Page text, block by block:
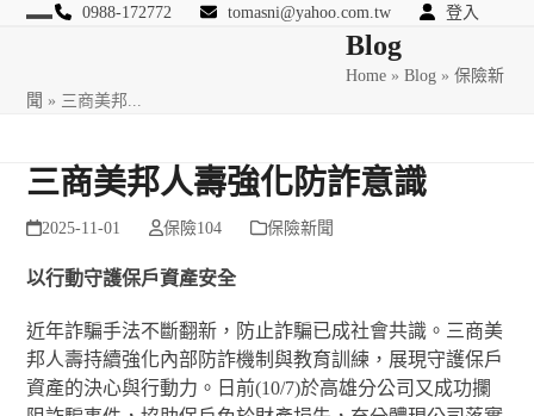
Skip
0988-172772 tomasni@yahoo.com.tw 登入
匯豐國際風險管理顧問Blog
Home »Blog »保險新
聞 » 三商美邦...
三商美邦人壽強化防詐意識
2025-11-01 保險104 保險新聞
以行動守護保戶資產安全
近年詐騙手法不斷翻新，防止詐騙已成社會共識。三商美
邦人壽持續強化內部防詐機制與教育訓練，展現守護保戶
資產的決心與行動力。日前(10/7)於高雄分公司又成功攔